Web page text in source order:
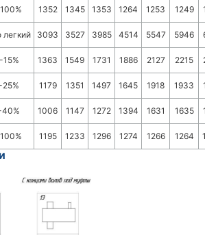
1352 1345 1353 1264 1253 1249
легкий 3093 3527 3985 4514 5547 5946
1363 1549 1731 1886 2127 2215
1179 1351 1497 1645 1918 1933
1006 1147 1272 1394 1631 1635
1195 1233 1296 1274 1266 1264